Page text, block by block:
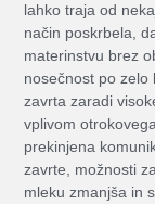
lahko traja od
način poskrbela,
materinstvu brez
nosečnost po zelo
zavrta zaradi
vplivom
prekinjena
zavrte, možnosti
mleku zmanjša in